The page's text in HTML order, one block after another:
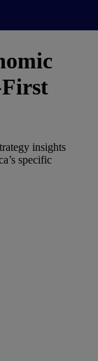
insights
specific